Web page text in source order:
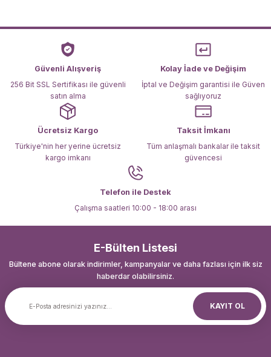
Ürün açıklamasında eksik bilgiler bulunuyor.
Ürün bilgilerinde hatalar bulunuyor.
Bu ürüne benzer farklı alternatifler olmalı.
Güvenli Alışveriş
256 Bit SSL Sertifikası ile güvenli
satın alma
Kolay İade ve Değişim
İptal ve Değişim garantisi ile Güven
sağlıyoruz
Ücretsiz Kargo
Türkiye'nin her yerine ücretsiz
kargo imkanı
Taksit İmkanı
Tüm anlaşmalı bankalar ile taksit
güvencesi
Telefon ile Destek
Çalışma saatleri 10:00 - 18:00 arası
E-Bülten Listesi
Bültene abone olarak indirimler, kampanyalar ve daha fazlası için ilk siz
haberdar olabilirsiniz.
KAYIT OL